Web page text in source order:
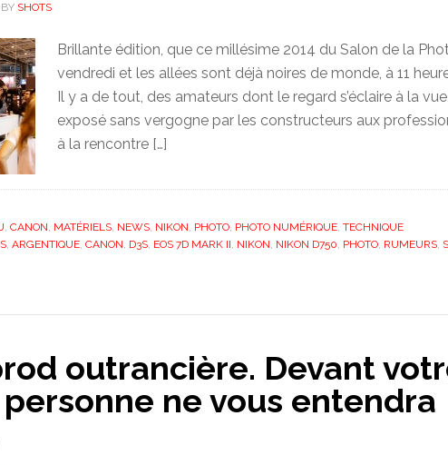
BY SHOTS
Brillante édition, que ce millésime 2014 du Salon de la
vendredi et les allées sont déjà noires de monde, à 11
Il y a de tout, des amateurs dont le regard s’éclaire à la
exposé sans vergogne par les constructeurs aux
à la rencontre […]
, CANON, MATÉRIELS, NEWS, NIKON, PHOTO, PHOTO NUMÉRIQUE, TECHNIQUE
, ARGENTIQUE, CANON, D3S, EOS 7D MARK II, NIKON, NIKON D750, PHOTO, RUMEURS,
outrancière. Devant
ne vous entendra